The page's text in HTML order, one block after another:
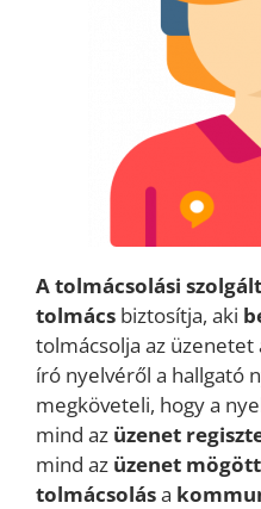
A tolmácsolási
tolmács biztosítja, aki
tolmácsolja az
író nyelvéről a hallgató
megköveteli, hogy a
mind az üzenet
mind az üzenet
tolmácsolása